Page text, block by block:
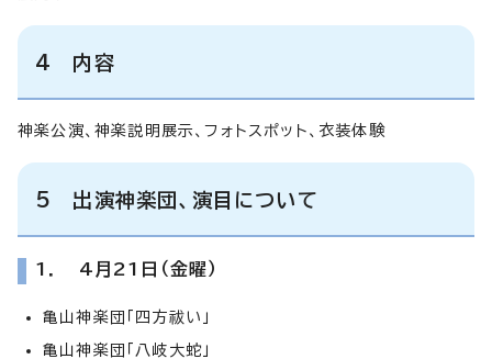
4 内容
神楽公演、神楽説明展示、フォトスポット、衣装体験
5 出演神楽団、演目について
1． 4月21日（金曜）
亀山神楽団「四方祓い」
亀山神楽団「八岐大蛇」